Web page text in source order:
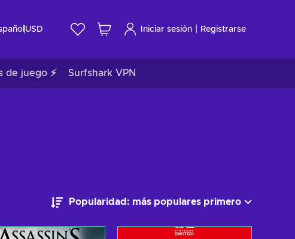
USD Iniciar sesión Registrarse
de juego ⚡ Surfshark VPN
Popularidad: más populares primero